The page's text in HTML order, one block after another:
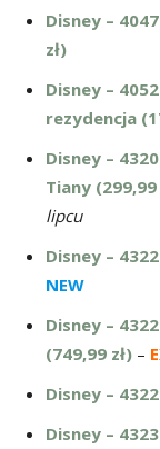
Disney –
zł)
Disney –
rezydencja
Disney –
Tiany (299,99
lipcu
Disney –
NEW
Disney –
(749,99 zł) –
Disney –
Disney –